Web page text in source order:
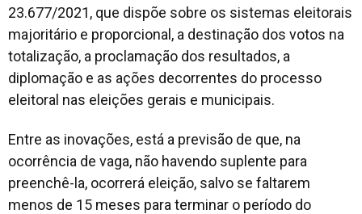
23.677/2021, que dispõe sobre os sistemas eleitorais
majoritário e proporcional, a destinação dos votos na
totalização, a proclamação dos resultados, a
diplomação e as ações decorrentes do processo
eleitoral nas eleições gerais e municipais.
Entre as inovações, está a previsão de que, na
ocorrência de vaga, não havendo suplente para
preenchê-la, ocorrerá eleição, salvo se faltarem
menos de 15 meses para terminar o período do